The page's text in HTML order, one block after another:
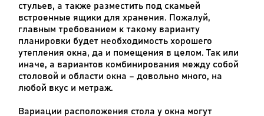
Вариации расположения стола у окна могут
стульев, а также разместить под скамьей
встроенные ящики для хранения. Пожалуй,
главным требованием к такому варианту
планировки будет необходимость хорошего
утепления окна, да и помещения в целом. Так или
иначе, а вариантов комбинирования между собой
столовой и области окна – довольно много, на
любой вкус и метраж.